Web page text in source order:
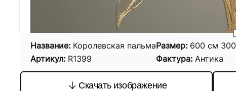
Название: Королевская пальма
Артикул: R1399
Размер: 600 см 300
Фактура: Антика
Скачать изображение